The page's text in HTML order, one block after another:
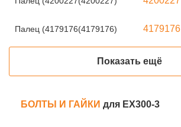
Палец (4179176(4179176) 4179176
Показать ещё
БОЛТЫ И ГАЙКИ для EX300-3